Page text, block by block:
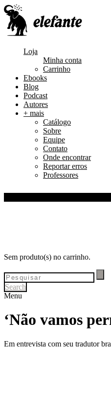
Loja
Minha conta
Carrinho
Ebooks
Blog
Podcast
Autores
+ mais
Catálogo
Sobre
Equipe
Contato
Onde encontrar
Reportar erros
Professores
Sem produto(s) no carrinho.
Search
Menu
‘Não vamos
Em entrevista com seu tradutor